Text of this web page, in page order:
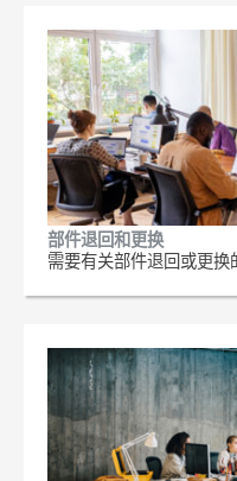
部件退回和更换
需要有关部件退回或更换